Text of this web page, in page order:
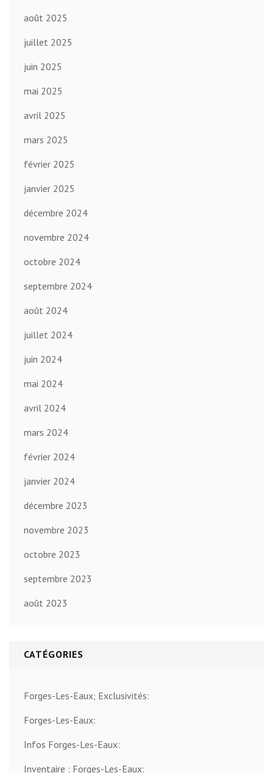
août 2025
juillet 2025
juin 2025
mai 2025
avril 2025
mars 2025
février 2025
janvier 2025
décembre 2024
novembre 2024
octobre 2024
septembre 2024
août 2024
juillet 2024
juin 2024
mai 2024
avril 2024
mars 2024
février 2024
janvier 2024
décembre 2023
novembre 2023
octobre 2023
septembre 2023
août 2023
CATÉGORIES
Forges-Les-Eaux; Exclusivités:
Forges-Les-Eaux:
Infos Forges-Les-Eaux:
Inventaire : Forges-Les-Eaux: